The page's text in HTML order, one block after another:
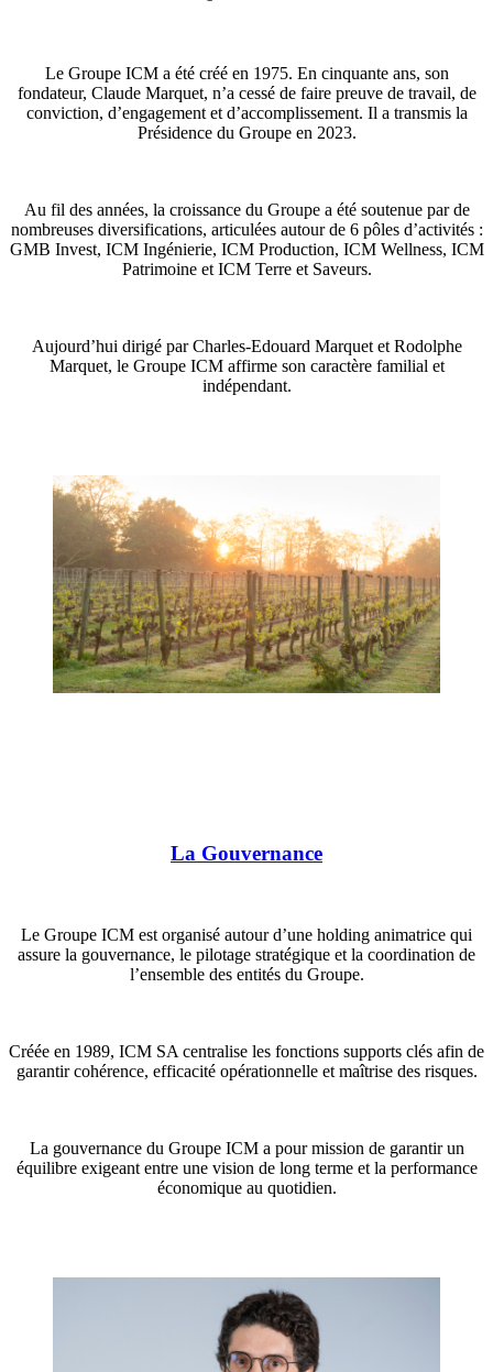
Le Groupe ICM a été créé en 1975. En cinquante ans, son
fondateur, Claude Marquet, n’a cessé de faire preuve de travail, de
conviction, d’engagement et d’accomplissement. Il a transmis la
Présidence du Groupe en 2023.
Au fil des années, la croissance du Groupe a été soutenue par de
nombreuses diversifications, articulées autour de 6 pôles d’activités :
GMB Invest, ICM Ingénierie, ICM Production, ICM Wellness, ICM
Patrimoine et ICM Terre et Saveurs.
Aujourd’hui dirigé par Charles-Edouard Marquet et Rodolphe
Marquet, le Groupe ICM affirme son caractère familial et
indépendant.
La Gouvernance
Le Groupe ICM est organisé autour d’une holding animatrice qui
assure la gouvernance, le pilotage stratégique et la coordination de
l’ensemble des entités du Groupe.
Créée en 1989, ICM SA centralise les fonctions supports clés afin de
garantir cohérence, efficacité opérationnelle et maîtrise des risques.
La gouvernance du Groupe ICM a pour mission de garantir un
équilibre exigeant entre une vision de long terme et la performance
économique au quotidien.